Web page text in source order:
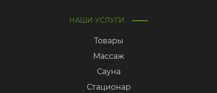
НАШИ УСЛУГИ
Товары
Массаж
Сауна
Стационар